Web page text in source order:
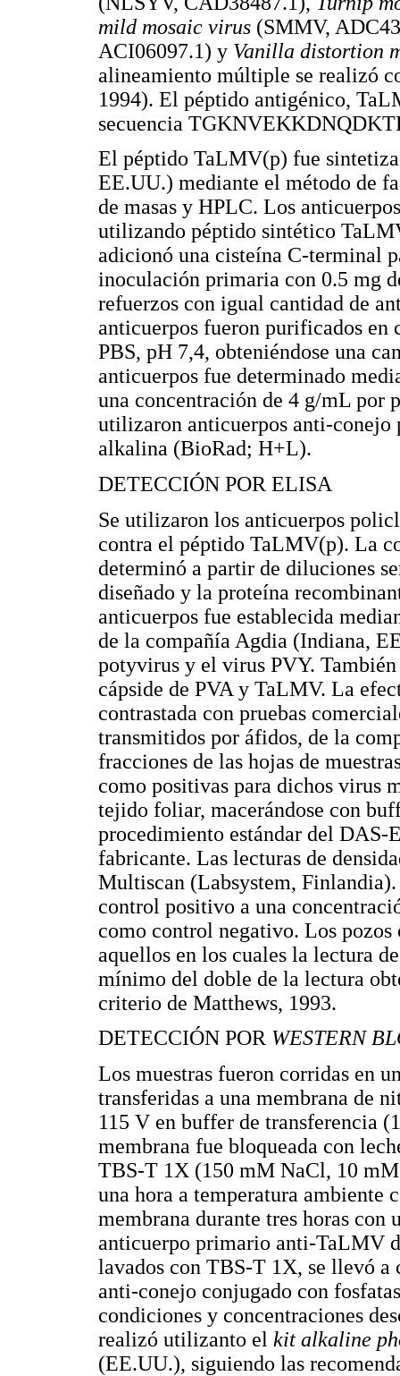
mild mosaic virus (SMMV,
ACI06097.1) y Vanilla distortion
alineamiento múltiple se realizó
1994). El péptido antigénico,
secuencia
El péptido TaLMV(p) fue
EE.UU.) mediante el método de
de masas y HPLC. Los
utilizando péptido sintético
adicionó una cisteína C-terminal
inoculación primaria con 0.5 mg
refuerzos con igual cantidad de
anticuerpos fueron purificados en
PBS, pH 7,4, obteniéndose una
anticuerpos fue determinado
una concentración de 4 g/mL por
utilizaron anticuerpos anti-conejo
alkalina (BioRad; H+L).
DETECCIÓN POR ELISA
Se utilizaron los anticuerpos
contra el péptido TaLMV(p). La
determinó a partir de diluciones
diseñado y la proteína
anticuerpos fue establecida
de la compañía Agdia (Indiana,
potyvirus y el virus PVY.
cápside de PVA y TaLMV. La
contrastada con pruebas
transmitidos por áfidos, de la
fracciones de las hojas de
como positivas para dichos virus
tejido foliar, macerándose con
procedimiento estándar del
fabricante. Las lecturas de
Multiscan (Labsystem,
control positivo a una
como control negativo. Los
aquellos en los cuales la lectura
mínimo del doble de la lectura
criterio de Matthews, 1993.
DETECCIÓN POR WESTERN
Los muestras fueron corridas en
transferidas a una membrana de
115 V en buffer de transferencia
membrana fue bloqueada con
TBS-T 1X (150 mM NaCl, 10
una hora a temperatura ambiente
membrana durante tres horas
anticuerpo primario anti-TaLMV
lavados con TBS-T 1X, se llevó a
anti-conejo conjugado con
condiciones y concentraciones
realizó utilizanto el kit alkaline
(EE.UU.), siguiendo las